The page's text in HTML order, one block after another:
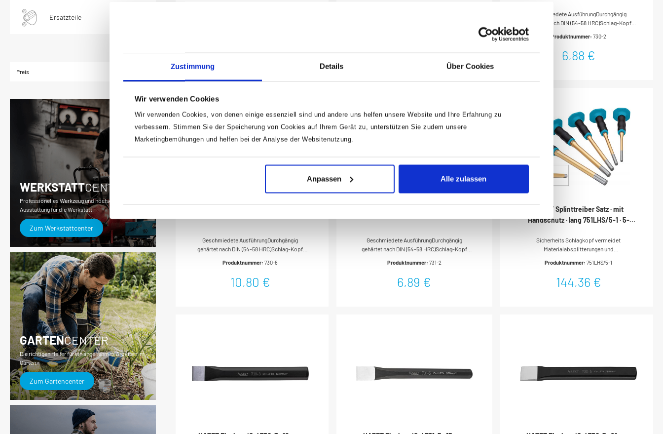
Zustimmung Details Über Cookies
Wir verwenden Cookies
Wir verwenden Cookies, von denen einige essenziell sind und andere uns helfen unsere Website und Ihre Erfahrung zu
verbessern. Stimmen Sie der Speicherung von Cookies auf Ihrem Gerät zu, unterstützen Sie zudem unsere
Marketingbemühungen und helfen bei der Analyse der Websitenutzung.
Anpassen Alle zulassen
Ersatzteile
Preis
WERKSTATTCENTER
Professionelles Werkzeug und hochwertige
Ausstattung für die Werkstatt.
Zum Werkstattcenter
GARTENCENTER
Die richtigen Helfer für ein angenehmes Arbeiten im
Garten.
Zum Gartencenter
tauchlackiertDIN 6453Made In
tauchlackiertDIN 6453Made In
Geschmiedete AusführungDurchgängig
gehärtet nach DIN (54-58 HRC)Schlag-Kopf
HRC)Meißelschneiden
NachhärtenFlachovaler SchaftOberfläche:
Produktnummer: 730-2
6,88 €
Geschmiedete AusführungDurchgängig
gehärtet nach DIN (54-58 HRC)Schlag-Kopf
HRC)Meißelschneiden
NachhärtenFlachovaler SchaftOberfläche:
Produktnummer:730-6
10,80 €
Geschmiedete AusführungDurchgängig
gehärtet nach DIN (54-58 HRC)Schlag-Kopf
HRC)Meißelschneiden
NachhärtenAchtkantiger SchaftOberfläche:
Produktnummer: 731-2
6,89 €
HAZET Splinttreiber Satz · mit
Handschutz · lang 751LHS/5-1 · 5-
Sicherheits Schlagkopf vermeidet
Materialabsplitterungen und
durchgängig gehärtetGoldfarbig
geprüftErgonomischer 2-Komponenten-
Produktnummer:751LHS/5-1
144,36 €